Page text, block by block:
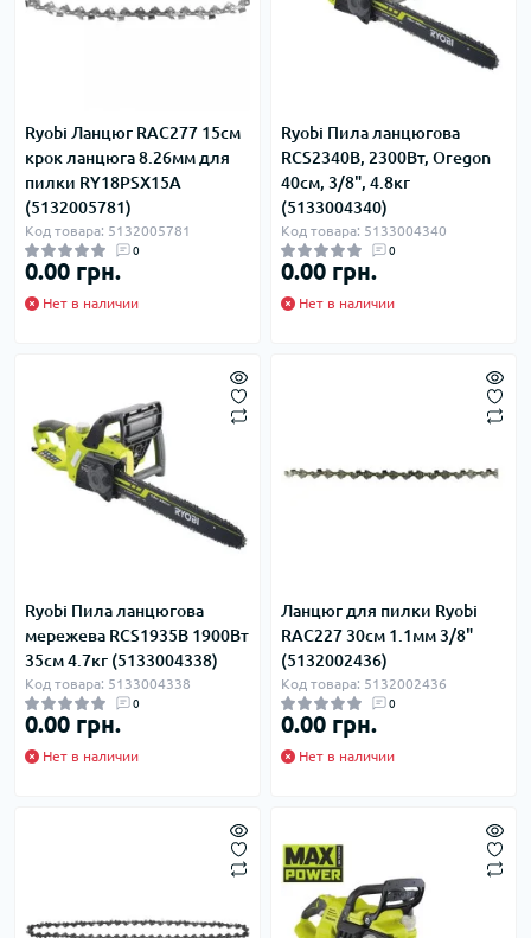
Ryobi Ланцюг RAC277 15см
крок ланцюга 8.26мм для
пилки RY18PSX15A
(5132005781)
Код товара: 5132005781
0
0.00 грн.
Нет в наличии
Ryobi Пила ланцюгова
RCS2340B, 2300Вт, Oregon
40см, 3/8", 4.8кг
(5133004340)
Код товара: 5133004340
0
0.00 грн.
Нет в наличии
Ryobi Пила ланцюгова
мережева RCS1935B 1900Вт
35см 4.7кг (5133004338)
Код товара: 5133004338
0
0.00 грн.
Нет в наличии
Ланцюг для пилки Ryobi
RAC227 30см 1.1мм 3/8"
(5132002436)
Код товара: 5132002436
0
0.00 грн.
Нет в наличии